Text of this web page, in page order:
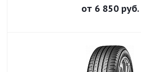
от 6 850руб.